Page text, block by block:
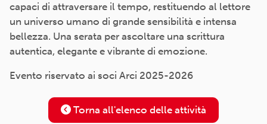
capaci di attraversare il tempo, restituendo al lettore
un universo umano di grande sensibilità e intensa
bellezza. Una serata per ascoltare una scrittura
autentica, elegante e vibrante di emozione.
Evento riservato ai soci Arci 2025-2026
Torna all'elenco delle attività